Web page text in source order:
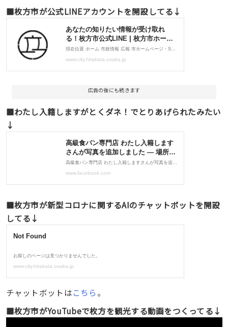
■枚方市が公式LINEアカウントを開設してる↓
広告の後にも続きます
■わたし入籍しますがとくダネ！でとりあげられたみたい
↓
■枚方市が新型コロナに関するAIのチャットボットを開設
してる↓
チャットボットはこちら 。
■枚方市がYouTubeで枚方を観光する動画をつくってる↓